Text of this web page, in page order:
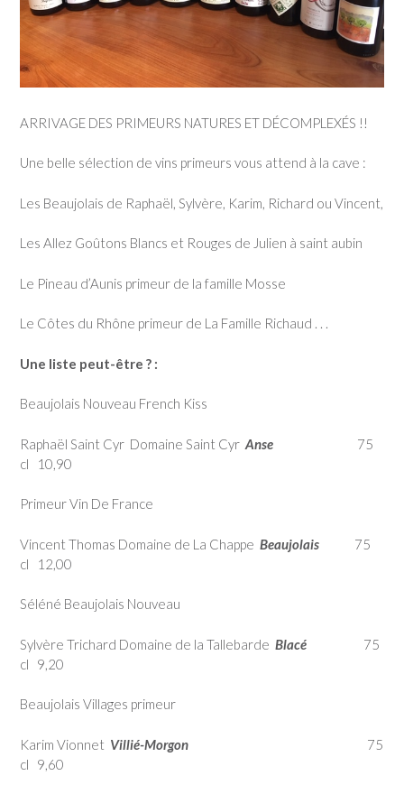
ARRIVAGE DES PRIMEURS NATURES ET DÉCOMPLEXÉS !!
Une belle sélection de vins primeurs vous attend à la cave :
Les Beaujolais de Raphaël, Sylvère, Karim, Richard ou Vincent,
Les Allez Goûtons Blancs et Rouges de Julien à saint aubin
Le Pineau d’Aunis primeur de la famille Mosse
Le Côtes du Rhône primeur de La Famille Richaud . . .
Une liste peut-être ? :
Beaujolais Nouveau French Kiss
Raphaël Saint Cyr Domaine Saint Cyr Anse 75
cl 10,90
Primeur Vin De France
Vincent Thomas Domaine de La Chappe Beaujolais 75
cl 12,00
Séléné Beaujolais Nouveau
Sylvère Trichard Domaine de la Tallebarde Blacé 75
cl 9,20
Beaujolais Villages primeur
Karim Vionnet Villié-Morgon 75
cl 9,60